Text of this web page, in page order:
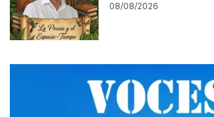
08/08/2026